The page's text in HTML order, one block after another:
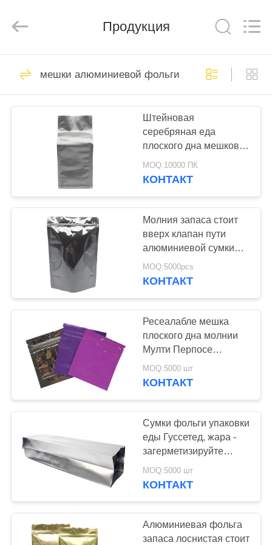
ДОМ
ПРОДУКТЫ
ПУТЕШЕСТВИЕ
ФАБРИКИ
ПРОВЕРКА
КАЧЕСТВА
СВЯЖИТЕСЬ
МЫ
СПРОСИТЕ
ЦИТАТУ
КАРТА
САЙТА
КОНФИДЕНЦИАЛЬНОСТИ
Co.,LTD.
Developed
Мешки Ziplock
фольги
многоразовые
зиплок сумки
11
Биодеградабле
Зиплок сумки
стоьте вверх
мешок
Продукция
мешки алюминиевой фольги
Штейновая
серебряная еда
плоского дна мешков
алюминиевой фольги
молнии/не применения
MOQ:10000 ПК
КОНТАКТ
Молния запаса стоит
вверх клапан пути
алюминиевой сумки
молнии Реклосабле
один водоустойчивый
MOQ:5000pcs
КОНТАКТ
Ресеалабле мешка
плоского дна молнии
Мулти Перпосе
легковеса Токсик не
MOQ:5000 шт
КОНТАКТ
Сумки фольги упаковки
еды Гуссетед, жара -
загерметизируйте
барьер сумки
алюминиевой фольги
MOQ:5000 шт
КОНТАКТ
Алюминиевая фольга
запаса лоснистая стоит